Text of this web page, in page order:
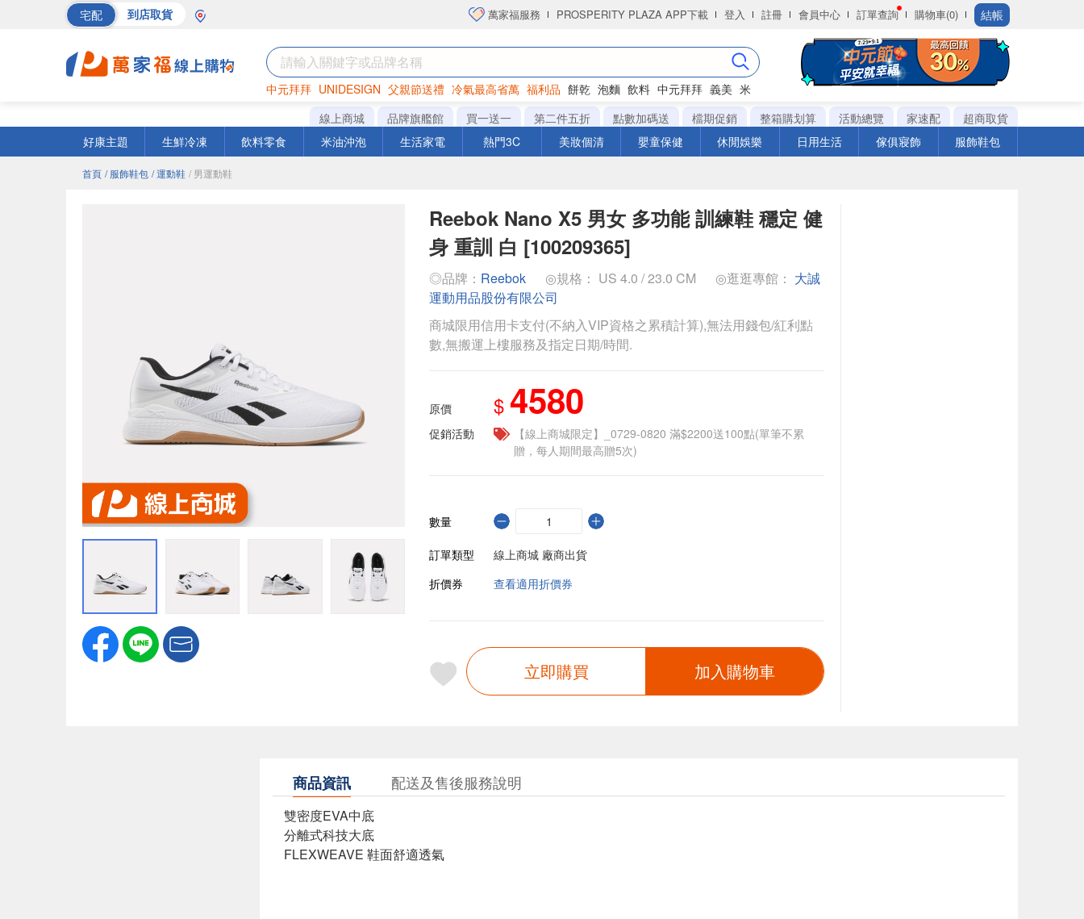
宅配 到店取貨 萬家福服務 PROSPERITY PLAZA APP下載 登入 註冊 會員中心 訂單查詢 購物車(0) 結帳
中元拜拜 UNIDESIGN 父親節送禮 冷氣最高省萬 福利品 餅乾 泡麵 飲料 中元拜拜 義美 米
巧克力 罐頭 衛生紙
線上商城 品牌旗艦館 買一送一 第二件五折 點數加碼送 檔期促銷 整箱購划算 活動總覽 家速配
超商取貨
好康主題
生鮮冷凍 飲料零食 米油沖泡 生活家電 熱門3C 美妝個清 嬰童保健 休閒娛樂 日用生活 傢俱寢飾 服飾鞋包
首頁 / 服飾鞋包 / 運動鞋 / 男運動鞋
Reebok Nano X5 男女 多功能 訓練鞋 穩定 健
身 重訓 白 [100209365]
◎品牌： Reebok ◎規格： US 4.0 / 23.0 CM ◎逛逛專館： 大誠
運動用品股份有限公司
商城限用信用卡支付(不納入VIP資格之累積計算),無法用錢包/紅利點
數,無搬運上樓服務及指定日期/時間.
原價 $ 4580
促銷活動
【線上商城限定】_0729-0820 滿$2200送100點(單筆不累
贈，每人期間最高贈5次)
數量
訂單類型
線上商城 廠商出貨
折價券
查看適用折價券
立即購買 加入購物車
商品資訊 配送及售後服務說明
雙密度EVA中底
分離式科技大底
FLEXWEAVE 鞋面舒適透氣